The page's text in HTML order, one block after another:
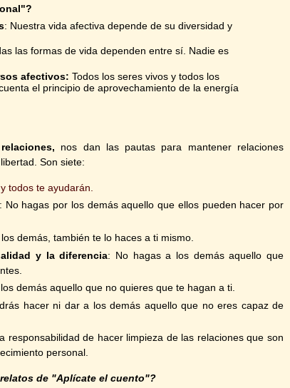
: Nuestra vida afectiva depende de su diversidad y
las formas de vida dependen entre sí. Nadie es
afectivos:Todos los seres vivos y todos los
el principio de aprovechamiento de la energía
nos dan las pautas para mantener relaciones
Son siete:
todos te ayudarán.
No hagas por los demás aquello que ellos pueden hacer por
demás, también te lo haces a ti mismo.
y la diferencia: No hagas a los demás aquello que
demás aquello que no quieres que te hagan a ti.
hacer ni dar a los demás aquello que no eres capaz de
responsabilidad de hacer limpieza de las relaciones que son
personal.
de "Aplícate el cuento"?